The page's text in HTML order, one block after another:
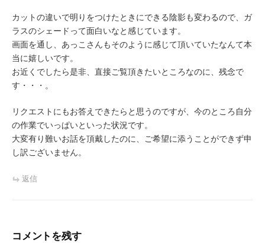
カットの違いで明りをつけたときにできる陰影も変わるので、ガ
ラスのシェードって面白いなと感じています。
画面を通し、あっこさんもそのように感じて頂いていたなんて本
当に嬉しいです。
お近くでしたら是非、直接ご覧頂きたいところなのに、残念で
す・・・。
リクエストにもお答えできたらと思うのですが、今のところ自分
の作業でいっぱいといった状況です。
大変有り難いお話を頂戴したのに、ご希望に添うことができず申
し訳ございません。
返信
コメントを残す